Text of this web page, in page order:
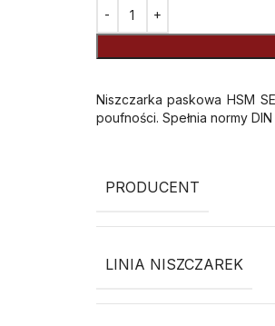
Niszczarka paskowa HSM
poufności. Spełnia normy DIN
PRODUCENT
LINIA NISZCZAREK